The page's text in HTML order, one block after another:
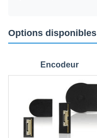
Options disponibles
Encodeur